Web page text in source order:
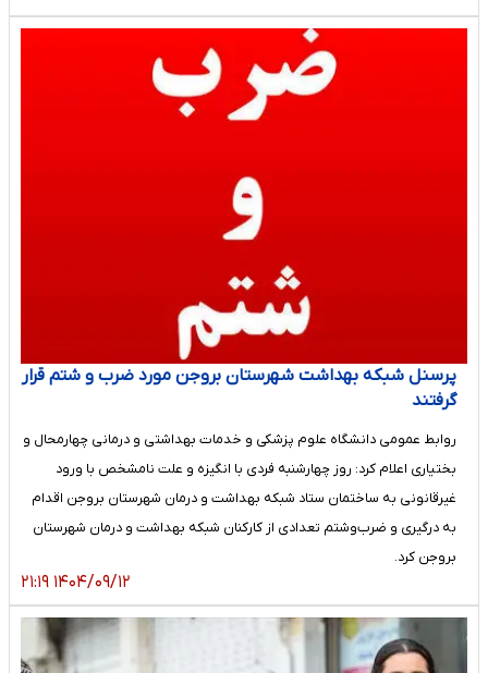
پرسنل شبکه بهداشت شهرستان بروجن مورد ضرب و شتم قرار
گرفتند
روابط عمومی دانشگاه علوم پزشکی و خدمات بهداشتی و درمانی چهارمحال و
بختیاری اعلام کرد: روز چهارشنبه فردی با انگیزه و علت نامشخص با ورود
غیرقانونی به ساختمان ستاد شبکه بهداشت و درمان شهرستان بروجن اقدام
به درگیری و ضرب‌وشتم تعدادی از کارکنان شبکه بهداشت و درمان شهرستان
بروجن کرد.
۱۴۰۴/۰۹/۱۲ ۲۱:۱۹